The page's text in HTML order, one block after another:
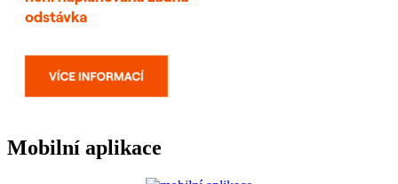
Mobilní aplikace